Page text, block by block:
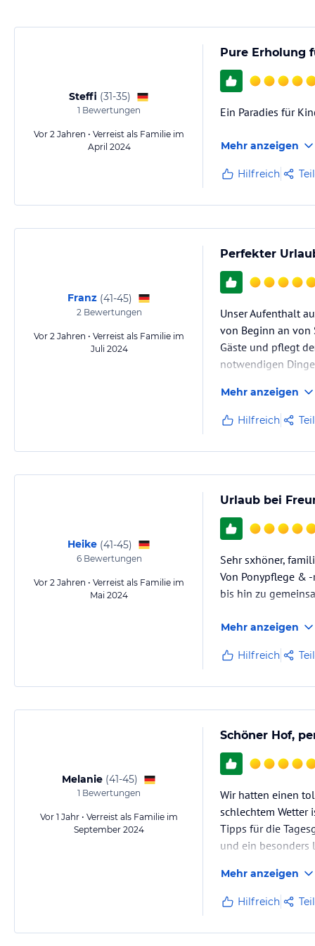
Steffi (31-35)
1 Bewertungen
Vor 2 Jahren • Verreist als Familie im
April 2024
Pure Erholung
Ein Paradies für
Mehr anzeigen
Hilfreich
Franz (41-45)
2Bewertungen
Vor 2 Jahren • Verreist als Familie im
Juli 2024
Perfekter
Unser Aufenthalt
von Beginn an von
Gäste und pflegt
notwendigen
Auch unsere
Bauernhoftiere.
Mehr anzeigen
Hilfreich
Heike (41-45)
6Bewertungen
Vor 2 Jahren • Verreist als Familie im
Mai 2024
Urlaub bei
Sehr sxhöner,
Von Ponypflege &
bis hin zu
Mehr anzeigen
Hilfreich
Melanie (41-45)
1 Bewertungen
Vor 1 Jahr • Verreist als Familie im
September 2024
Schöner Hof,
Wir hatten einen
schlechtem Wetter
Tipps für die
und ein besonders
Mehr anzeigen
Hilfreich